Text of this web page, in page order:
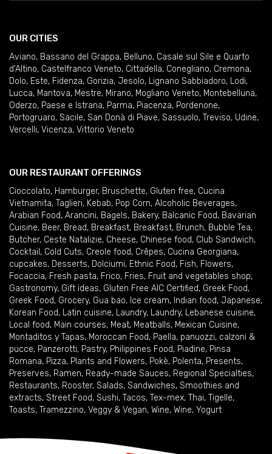
OUR CITIES
Aviano, Bassano del Grappa, Belluno, Casale sul Sile e Quarto
d'Altino, Castelfranco Veneto, Cittadella, Conegliano, Cremona,
Dolo, Este, Fidenza, Gorizia, Jesolo, Lignano Sabbiadoro, Lodi,
Lucca, Mantova, Mestre, Mirano, Mogliano Veneto, Montebelluna,
Oderzo, Paese e Istrana, Parma, Piacenza, Pordenone,
Portogruaro, Sacile, San Donà di Piave, Sassuolo, Treviso, Udine,
Vercelli, Vicenza, Vittorio Veneto
OUR RESTAURANT OFFERINGS
Cioccolato, Hamburger, Bruschette, Gluten free, Cucina
Vietnamita, Taglieri, Kebab, Pop Corn, Alcoholic Beverages,
Arabian Food, Arancini, Bagels, Bakery, Balcanic Food, Bavarian
Cuisine, Beer, Bread, Breakfast, Breakfast, Brunch, Bubble Tea,
Butcher, Ceste Natalizie, Cheese, Chinese food, Club Sandwich,
Cocktail , Cold Cuts, Creole food, Crêpes, Cucina Georgiana,
cupcakes, Desserts, Dolciumi, Ethnic Food, Fish, Flowers,
Focaccia, Fresh pasta, Frico, Fries, Fruit and vegetables shop,
Gastronomy, Gift ideas, Gluten Free AIC Certified, Greek Food,
Greek Food, Grocery, Gua bao, Ice cream, Indian food, Japanese,
Korean Food, Latin cuisine, Laundry, Laundry, Lebanese cuisine,
Local food, Main courses, Meat, Meatballs, Mexican Cuisine,
Montaditos y Tapas, Moroccan Food, Paella, panuozzi, calzoni &
pucce, Panzerotti, Pastry, Philippines Food, Piadine, Pinsa
Romana, Pizza, Plants and Flowers, Pokè, Polenta, Presents,
Preserves, Ramen, Ready-made Sauces, Regional Specialties,
Restaurants, Rooster, Salads, Sandwiches, Smoothies and
extracts, Street Food, Sushi, Tacos, Tex-mex, Thai, Tigelle,
Toasts, Tramezzino, Veggy & Vegan, Wine, Wine, Yogurt